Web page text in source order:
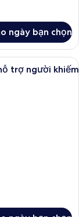
ngày bạn chọn
cấp, két bảo mật
trợ người khiếm